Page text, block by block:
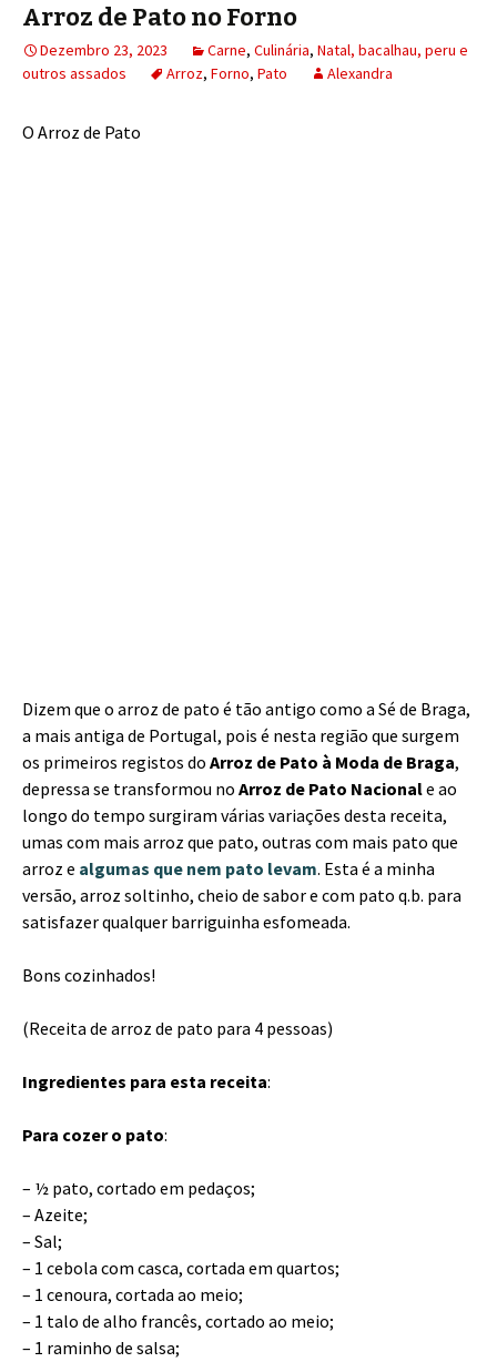
Arroz de Pato no Forno
Dezembro 23, 2023 Carne, Culinária, Natal, bacalhau, peru e
outros assados
Arroz, Forno, Pato Alexandra
O Arroz de Pato
Dizem que o arroz de pato é tão antigo como a Sé de Braga,
a mais antiga de Portugal, pois é nesta região que surgem
os primeiros registos do Arroz de Pato à Moda de Braga,
depressa se transformou no Arroz de Pato Nacionale ao
longo do tempo surgiram várias variações desta receita,
umas com mais arroz que pato, outras com mais pato que
arroz e algumas que nem pato levam. Esta é a minha
versão, arroz soltinho, cheio de sabor e com pato q.b. para
satisfazer qualquer barriguinha esfomeada.
Bons cozinhados!
(Receita de arroz de pato para 4 pessoas)
Ingredientes para esta receita:
Para cozer o pato:
– ½ pato, cortado em pedaços;
– Azeite;
– Sal;
– 1 cebola com casca, cortada em quartos;
– 1 cenoura, cortada ao meio;
– 1 talo de alho francês, cortado ao meio;
– 1 raminho de salsa;